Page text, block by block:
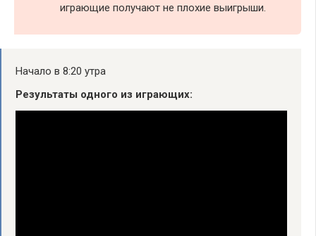
играющие получают не плохие выигрыши.
Начало в 8:20 утра
Результаты одного из играющих: